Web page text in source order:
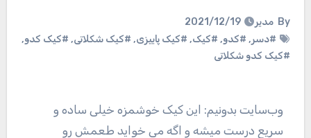
By مدیر
2021/12/19
#دسر, #کدو, #کیک, #کیک پاییزی, #کیک شکلاتی, #کیک کدو,
#کیک کدو شکلاتی
وب‌سایت بدونیم: این کیک خوشمزه خیلی ساده و
سریع درست میشه و اگه می خواید طعمش رو